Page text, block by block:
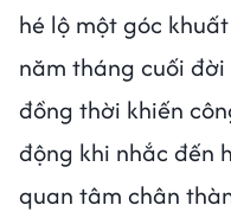
hé lộ một góc
năm tháng cuối
đồng thời khiến
động khi nhắc đến
quan tâm chân